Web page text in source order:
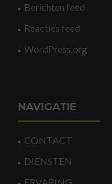
Berichten feed
Reacties feed
WordPress.org
NAVIGATIE
CONTACT
DIENSTEN